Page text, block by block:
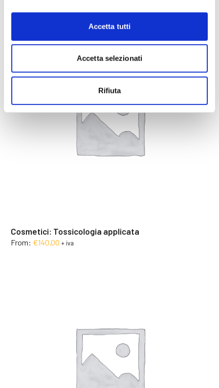
Accetta tutti
Accetta selezionati
Rifiuta
Cosmetici: Tossicologia applicata
From: €140,00 + iva